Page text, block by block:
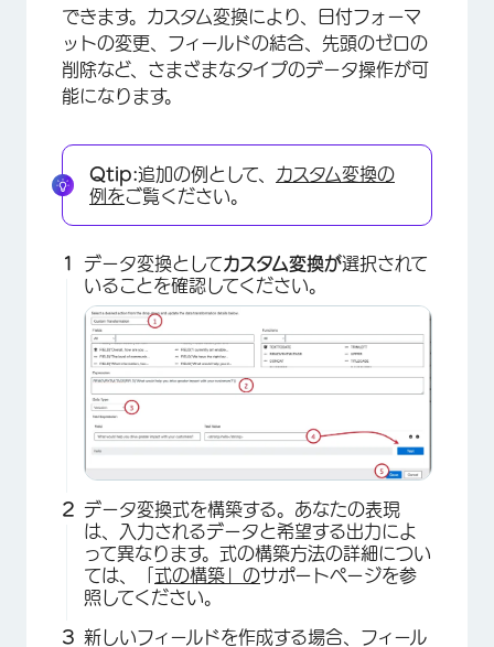
できます。カスタム変換により、日付フォーマ
ットの変更、フィールドの結合、先頭のゼロの
削除など、さまざまなタイプのデータ操作が可
能になります。
Qtip:追加の例として、 カスタム変換の
例をご覧ください。
データ変換としてカスタム変換が選択されて
いることを確認してください。
データ変換式を構築する。あなたの表現
は、入力されるデータと希望する出力によ
って異なります。式の構築方法の詳細につい
ては、「 式の構築」のサポートページを参
照してください。
新しいフィールドを作成する場合、フィール